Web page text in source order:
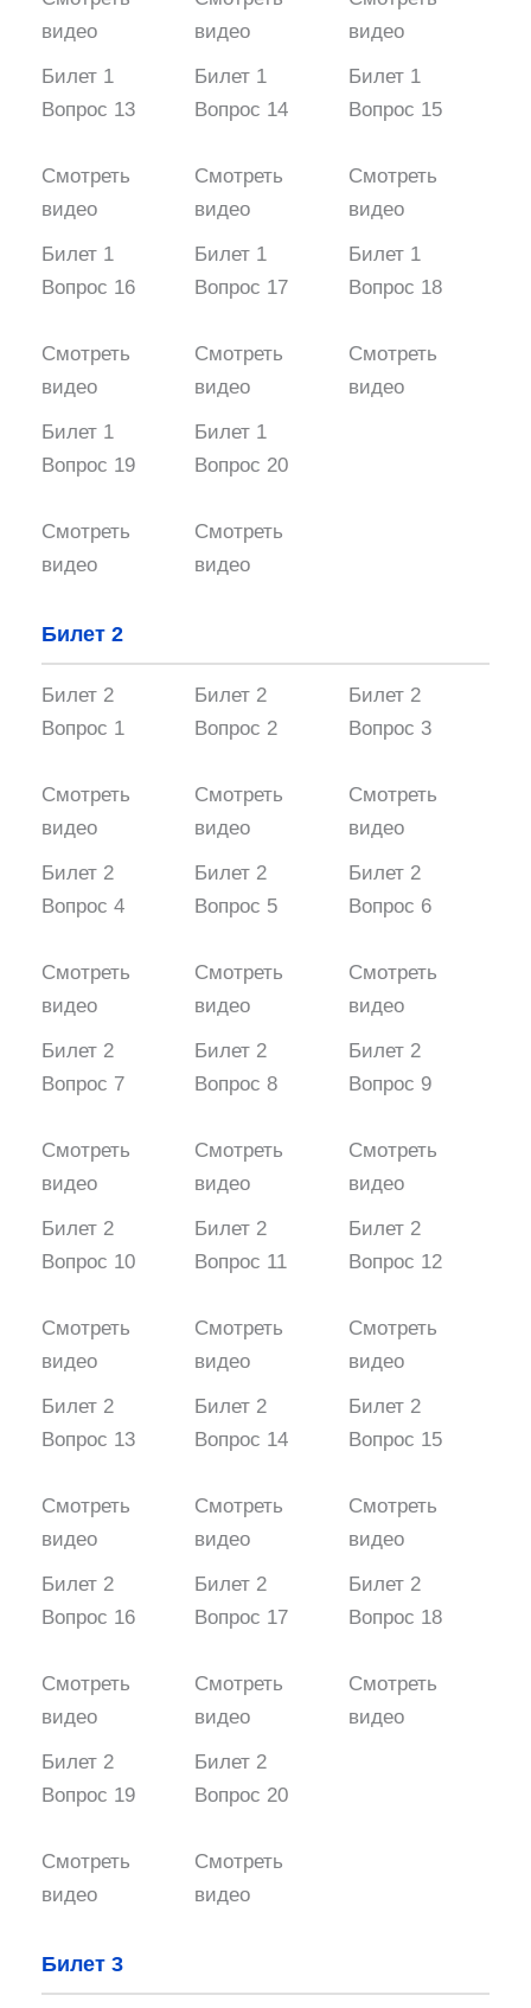
видео
видео
видео
Билет 1
Вопрос 13
Смотреть
видео
Билет 1
Вопрос 14
Смотреть
видео
Билет 1
Вопрос 15
Смотреть
видео
Билет 1
Вопрос 16
Смотреть
видео
Билет 1
Вопрос 17
Смотреть
видео
Билет 1
Вопрос 18
Смотреть
видео
Билет 1
Вопрос 19
Смотреть
видео
Билет 1
Вопрос 20
Смотреть
видео
Билет 2
Билет 2
Вопрос 1
Смотреть
видео
Билет 2
Вопрос 2
Смотреть
видео
Билет 2
Вопрос 3
Смотреть
видео
Билет 2
Вопрос 4
Смотреть
видео
Билет 2
Вопрос 5
Смотреть
видео
Билет 2
Вопрос 6
Смотреть
видео
Билет 2
Вопрос 7
Смотреть
видео
Билет 2
Вопрос 8
Смотреть
видео
Билет 2
Вопрос 9
Смотреть
видео
Билет 2
Вопрос 10
Смотреть
видео
Билет 2
Вопрос 11
Смотреть
видео
Билет 2
Вопрос 12
Смотреть
видео
Билет 2
Вопрос 13
Смотреть
видео
Билет 2
Вопрос 14
Смотреть
видео
Билет 2
Вопрос 15
Смотреть
видео
Билет 2
Вопрос 16
Смотреть
видео
Билет 2
Вопрос 17
Смотреть
видео
Билет 2
Вопрос 18
Смотреть
видео
Билет 2
Вопрос 19
Смотреть
видео
Билет 2
Вопрос 20
Смотреть
видео
Билет 3